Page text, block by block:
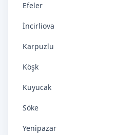
Efeler
İncirliova
Karpuzlu
Köşk
Kuyucak
Söke
Yenipazar